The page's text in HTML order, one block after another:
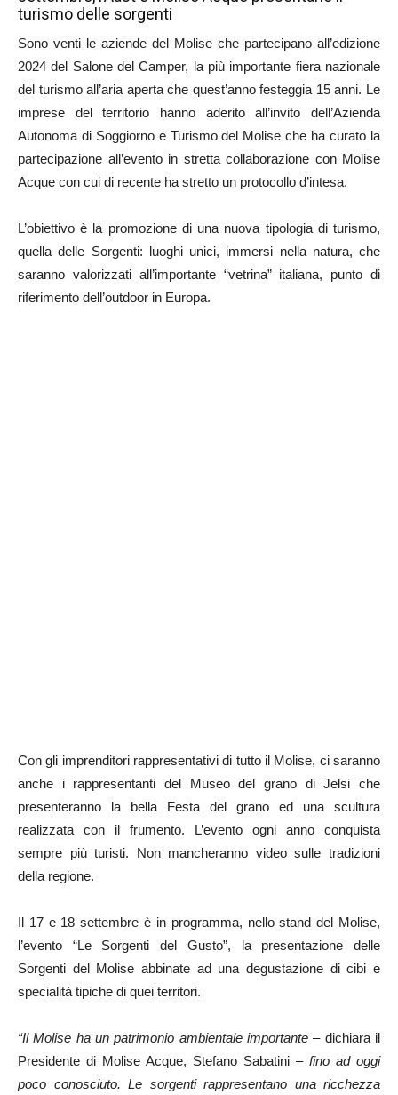
turismo delle sorgenti
Sono venti le aziende del Molise che partecipano all’edizione
2024 del Salone del Camper, la più importante fiera nazionale
del turismo all’aria aperta che quest’anno festeggia 15 anni. Le
imprese del territorio hanno aderito all’invito dell’Azienda
Autonoma di Soggiorno e Turismo del Molise che ha curato la
partecipazione all’evento in stretta collaborazione con Molise
Acque con cui di recente ha stretto un protocollo d’intesa.
L’obiettivo è la promozione di una nuova tipologia di turismo,
quella delle Sorgenti: luoghi unici, immersi nella natura, che
saranno valorizzati all’importante “vetrina” italiana, punto di
riferimento dell’outdoor in Europa.
Con gli imprenditori rappresentativi di tutto il Molise, ci saranno
anche i rappresentanti del Museo del grano di Jelsi che
presenteranno la bella Festa del grano ed una scultura
realizzata con il frumento. L’evento ogni anno conquista
sempre più turisti. Non mancheranno video sulle tradizioni
della regione.
Il 17 e 18 settembre è in programma, nello stand del Molise,
l’evento “Le Sorgenti del Gusto”, la presentazione delle
Sorgenti del Molise abbinate ad una degustazione di cibi e
specialità tipiche di quei territori.
“Il Molise ha un patrimonio ambientale importante –dichiara il
Presidente di Molise Acque, Stefano Sabatini – fino ad oggi
poco conosciuto. Le sorgenti rappresentano una ricchezza